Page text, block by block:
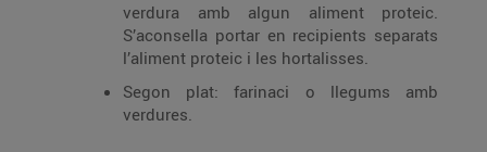
verdura amb algun aliment proteic.
S’aconsella portar en recipients separats
l’aliment proteic i les hortalisses.
Segon plat: farinaci o llegums amb
verdures.